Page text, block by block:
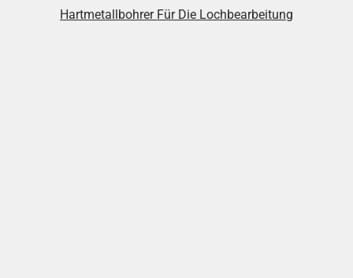
Hartmetallbohrer Für Die Lochbearbeitung